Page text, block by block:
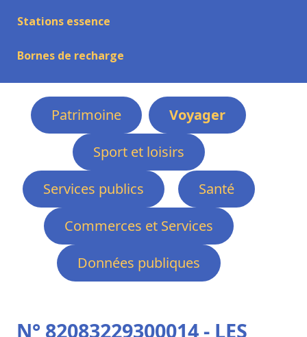
Stations essence
Bornes de recharge
Patrimoine
Voyager
Sport et loisirs
Services publics
Santé
Commerces et Services
Données publiques
N° 82083229300014 - LES